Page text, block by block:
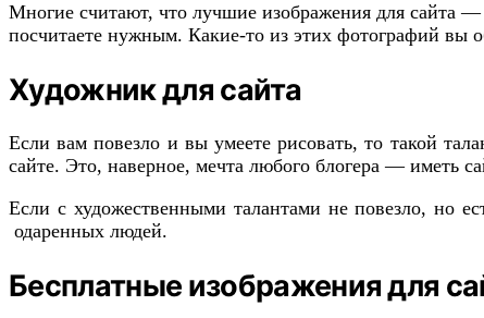
Многие считают, что лучшие изображения для сайта
посчитаете нужным. Какие-то из этих фотографий вы
Художник для сайта
Если вам повезло и вы умеете рисовать, то такой
сайте. Это, наверное, мечта любого блогера — иметь
Если с художественными талантами не повезло, но
одаренных людей.
Бесплатные изображения для